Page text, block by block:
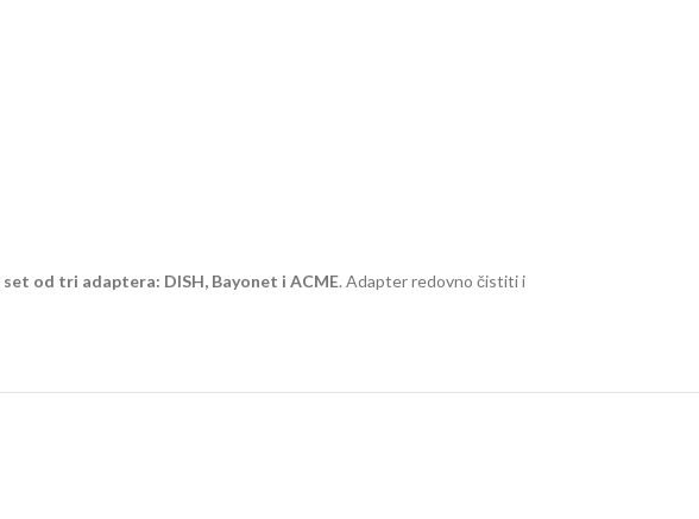
set od tri adaptera: DISH, Bayonet i ACME. Adapter redovno čistiti i